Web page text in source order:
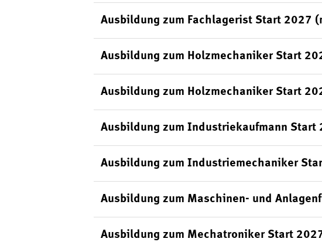
Ausbildung zum Fachlagerist Start 2027
Ausbildung zum Holzmechaniker Start
Ausbildung zum Holzmechaniker Start
Ausbildung zum Industriekaufmann
Ausbildung zum Industriemechaniker
Ausbildung zum Maschinen- und
Ausbildung zum Mechatroniker Start